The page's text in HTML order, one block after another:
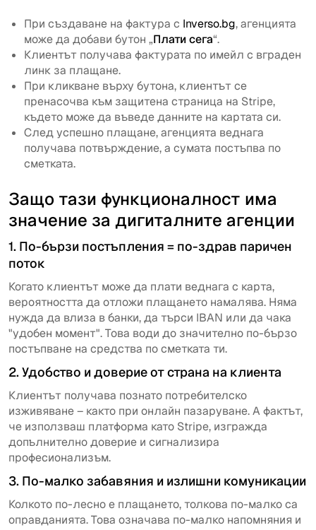
При създаване на фактура с Inverso.bg, агенцията
може да добави бутон „Плати сега“.
Клиентът получава фактурата по имейл с вграден
линк за плащане.
При кликване върху бутона, клиентът се
пренасочва към защитена страница на Stripe,
където може да въведе данните на картата си.
След успешно плащане, агенцията веднага
получава потвърждение, а сумата постъпва по
сметката.
Защо тази функционалност има
значение за дигиталните агенции
1. По-бързи постъпления = по-здрав паричен
поток
Когато клиентът може да плати веднага с карта,
вероятността да отложи плащането намалява. Няма
нужда да влиза в банки, да търси IBAN или да чака
"удобен момент". Това води до значително по-бързо
постъпване на средства по сметката ти.
2. Удобство и доверие от страна на клиента
Клиентът получава познато потребителско
изживяване – както при онлайн пазаруване. А фактът,
че използваш платформа като Stripe, изгражда
допълнително доверие и сигнализира
професионализъм.
3. По-малко забавяния и излишни комуникации
Колкото по-лесно е плащането, толкова по-малко са
оправданията. Това означава по-малко напомняния и